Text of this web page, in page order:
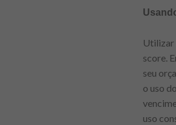
Utilizar
score.
seu
o uso
uso